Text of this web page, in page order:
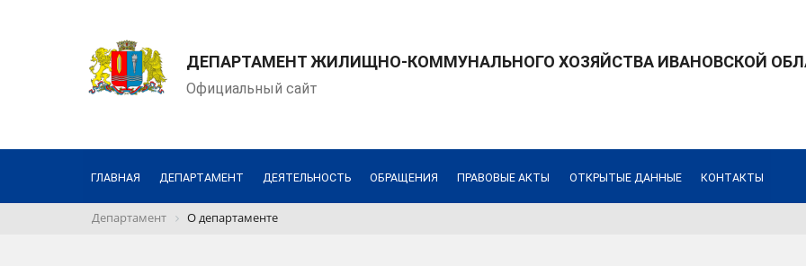
ДЕПАРТАМЕНТ ЖИЛИЩНО-КОММУНАЛЬНОГО ХОЗЯЙСТВА ИВАНОВСКОЙ
Официальный сайт
ГЛАВНАЯ ДЕПАРТАМЕНТ ДЕЯТЕЛЬНОСТЬ ОБРАЩЕНИЯ ПРАВОВЫЕ АКТЫ ОТКРЫТЫЕ ДАННЫЕ КОНТАКТЫ
Департамент О департаменте